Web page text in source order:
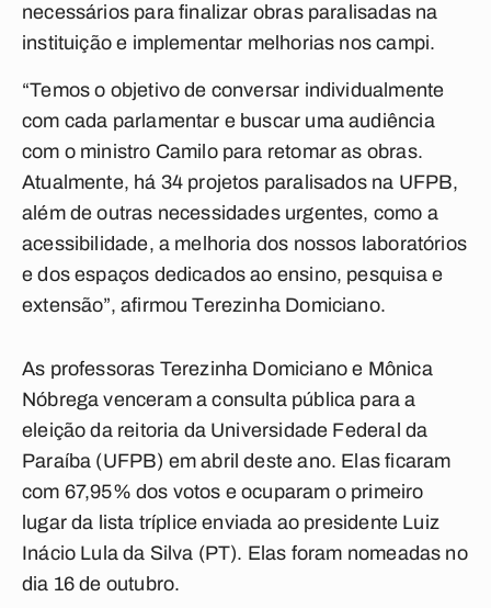
necessários para finalizar obras paralisadas na
instituição e implementar melhorias nos campi.
“Temos o objetivo de conversar individualmente
com cada parlamentar e buscar uma audiência
com o ministro Camilo para retomar as obras.
Atualmente, há 34 projetos paralisados na UFPB,
além de outras necessidades urgentes, como a
acessibilidade, a melhoria dos nossos laboratórios
e dos espaços dedicados ao ensino, pesquisa e
extensão”, afirmou Terezinha Domiciano.
As professoras Terezinha Domiciano e Mônica
Nóbrega venceram a consulta pública para a
eleição da reitoria da Universidade Federal da
Paraíba (UFPB) em abril deste ano. Elas ficaram
com 67,95% dos votos e ocuparam o primeiro
lugar da lista tríplice enviada ao presidente Luiz
Inácio Lula da Silva (PT). Elas foram nomeadas no
dia 16 de outubro.